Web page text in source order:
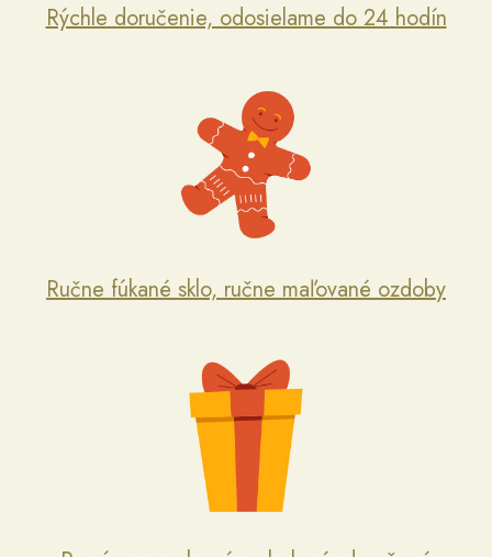
Rýchle doručenie, odosielame do 24 hodín
Ručne fúkané sklo, ručne maľované ozdoby